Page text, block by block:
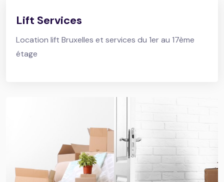
Lift Services
Location lift Bruxelles et services du 1er au 17ème
étage